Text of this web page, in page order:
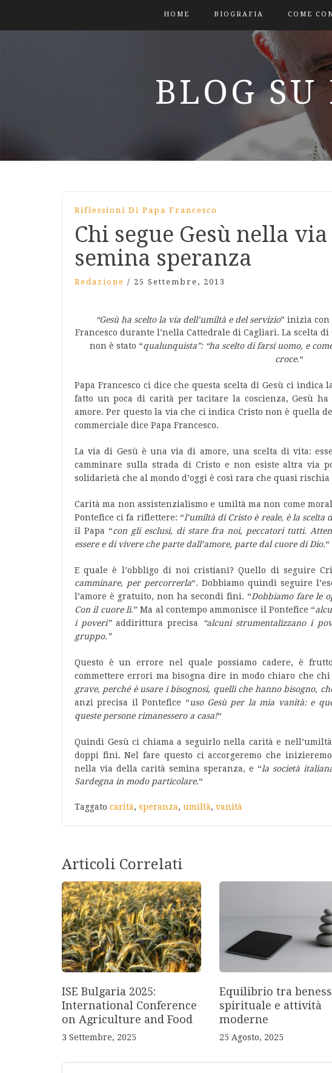
HOME BIOGRAFIA COME
BLOG SU
Riflessioni Di Papa Francesco
Chi segue Gesù nella
semina speranza
Redazione / 25 Settembre, 2013
“Gesù ha scelto la via dell’umiltà e del servizio” inizia con
Francesco durante l’nella Cattedrale di Cagliari. La scelta
non è stato “qualunquista”: “ha scelto di farsi uomo, e
croce.“
Papa Francesco ci dice che questa scelta di Gesù ci
fatto un poca di carità per tacitare la coscienza, Gesù
amore. Per questo la via che ci indica Cristo non è quella
commerciale dice Papa Francesco.
La via di Gesù è una via di amore, una scelta di vita:
camminare sulla strada di Cristo e non esiste altra via
solidarietà che al mondo d’oggi è così rara che quasi
Carità ma non assistenzialismo e umiltà ma non come
Pontefice ci fa riflettere: “l’umiltà di Cristo è reale, è la scelta
il Papa “con gli esclusi, di stare fra noi, peccatori tutti.
essere e di vivere che parte dall’amore, parte dal cuore di Dio.“
E quale è l’obbligo di noi cristiani? Quello di seguire
camminare, per percorrerla“. Dobbiamo quindi seguire
l’amore è gratuito, non ha secondi fini. “Dobbiamo fare le
Con il cuore lì.” Ma al contempo ammonisce il Pontefice “a
i poveri” addirittura precisa
“alcuni strumentalizzano i
gruppo.”
Questo è un errore nel quale possiamo cadere, è
commettere errori ma bisogna dire in modo chiaro che chi
grave, perché è usare i bisognosi, quelli che hanno bisogno,
anzi precisa il Pontefice “uso Gesù per la mia vanità: e
queste persone rimanessero a casa!“
Quindi Gesù ci chiama a seguirlo nella carità e
doppi fini. Nel fare questo ci accorgeremo che
nella via della carità semina speranza, e “la società
Sardegna in modo particolare.“
Taggato carità, speranza, umiltà, vanità
Articoli Correlati
ISE Bulgaria 2025:
International Conference
on Agriculture and Food
3 Settembre, 2025
Equilibrio tra
spirituale e attività
moderne
25 Agosto, 2025